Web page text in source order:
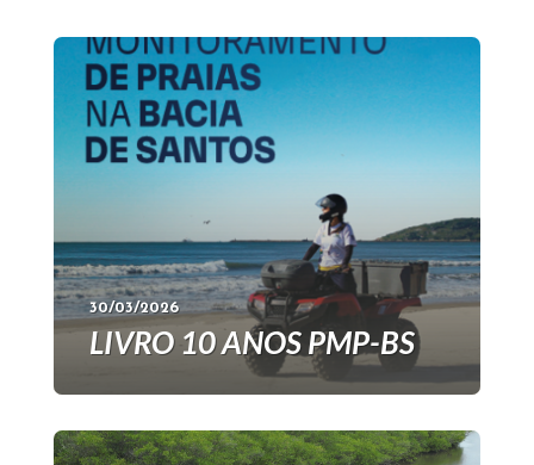
30/03/2026
LIVRO 10 ANOS PMP-BS